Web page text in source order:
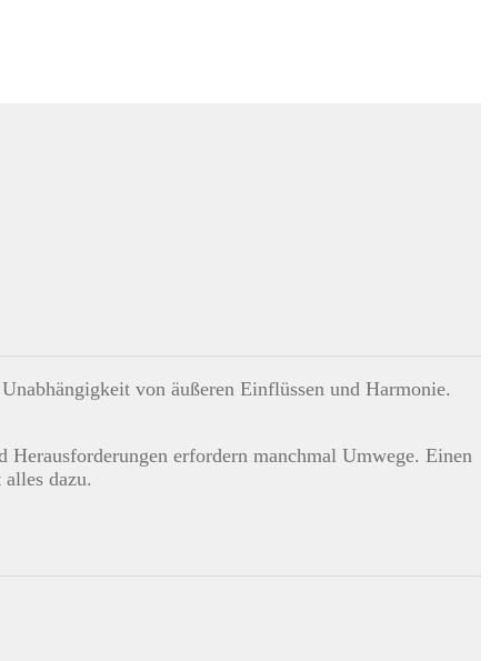
von äußeren Einflüssen und Harmonie.
erfordern manchmal Umwege. Einen
dazu.